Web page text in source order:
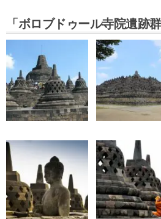
「ボロブドゥール寺院遺跡